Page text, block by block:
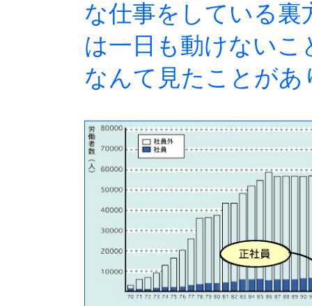
な仕事をしている
は一日も動けない
なんて見たことがあ